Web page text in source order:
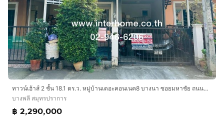
ทาวน์เฮ้าส์ 2 ชั้น 18.1 ตร.ว. หมู่บ้านเดอะคอนเนค8 บางนา ซอยมหาชัย ถนนบางนาตราด-ตราด ถนนกิ่งแก้ว-บางพลี บางพลี สมุทรปราการ
บางพลี สมุทรปราการ
฿ 2,290,000